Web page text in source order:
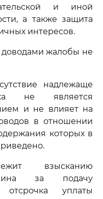
и иной
а также защита
интересов.
доводами жалобы не
надлежаще
не является
и не влияет на
в отношении
которых в
взысканию
за подачу
отсрочка уплаты